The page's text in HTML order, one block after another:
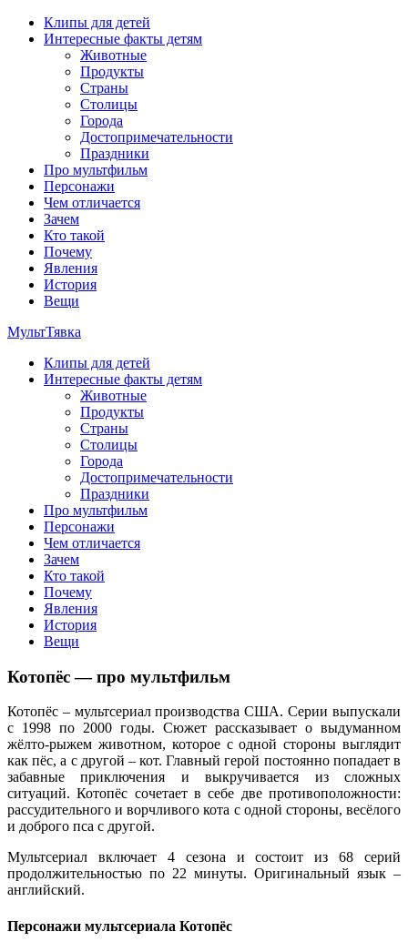
Перейти
содержимому
Клипы для детей
Интересные факты детям
Животные
Продукты
Страны
Столицы
Города
Достопримечательности
Праздники
Про мультфильм
Персонажи
Чем отличается
Зачем
Кто такой
Почему
Явления
История
Вещи
МультТявка
интересные факты про страны, столицы и города, клипы из
мультфильмов, мульт-клипы, песни из мультиков, детские
клипы, интересные факты о мультфильмах и про персонажей
мультфильмов
Клипы для детей
Интересные факты детям
Животные
Продукты
Страны
Столицы
Города
Достопримечательности
Праздники
Про мультфильм
Персонажи
Чем отличается
Зачем
Кто такой
Почему
Явления
История
Вещи
Котопёс — про мультфильм
Котопёс – мультсериал производства США. Серии выпускали
с 1998 по 2000 годы. Сюжет рассказывает о выдуманном
жёлто-рыжем животном, которое с одной стороны выглядит
как пёс, а с другой – кот. Главный герой постоянно попадает в
забавные приключения и выкручивается из сложных
ситуаций. Котопёс сочетает в себе две противоположности:
рассудительного и ворчливого кота с одной стороны, весёлого
и доброго пса с другой.
Мультсериал включает 4 сезона и состоит из 68 серий
продолжительностью по 22 минуты. Оригинальный язык –
английский.
Персонажи мультсериала Котопёс